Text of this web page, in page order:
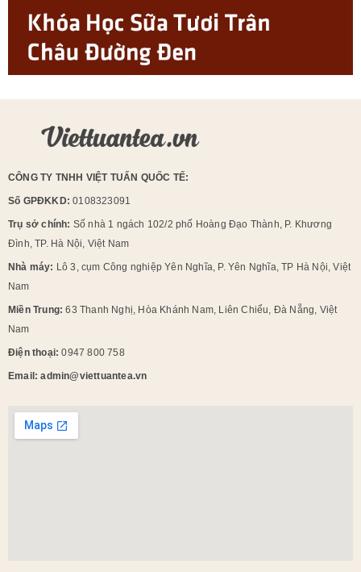
CÔNG TY TNHH VIỆT TUẤN QUỐC TẾ:
Số GPĐKKD: 0108323091
Trụ sở chính: Số nhà 1 ngách 102/2 phố Hoàng Đạo Thành, P. Khương
Đình, TP. Hà Nội, Việt Nam
Nhà máy: Lô 3, cụm Công nghiệp Yên Nghĩa, P. Yên Nghĩa, TP Hà Nội, Việt
Nam
Miền Trung:63 Thanh Nghị, Hòa Khánh Nam, Liên Chiểu, Đà Nẵng, Việt
Nam
Điện thoại:0947 800 758
Email: admin@viettuantea.vn